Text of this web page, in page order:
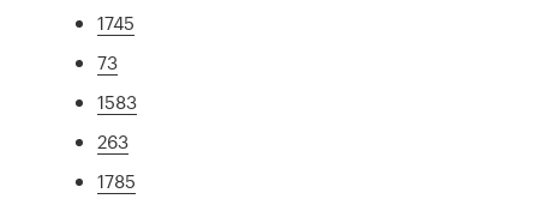
1745
73
1583
263
1785